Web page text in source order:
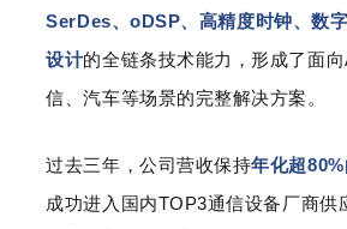
SerDes、oDSP、高精度时钟、数
设计的全链条技术能力，形成了面
信、汽车等场景的完整解决方案。
过去三年，公司营收保持年化超
成功进入国内TOP3通信设备厂商供